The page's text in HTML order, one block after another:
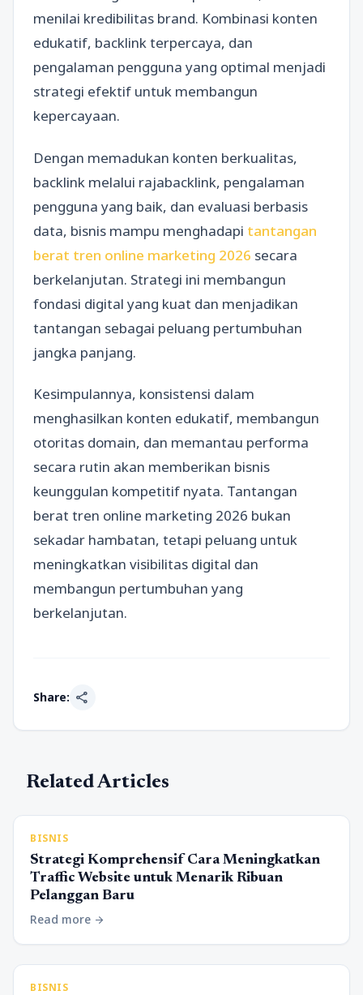
menilai kredibilitas brand. Kombinasi konten
edukatif, backlink terpercaya, dan
pengalaman pengguna yang optimal menjadi
strategi efektif untuk membangun
kepercayaan.
Dengan memadukan konten berkualitas,
backlink melalui rajabacklink, pengalaman
pengguna yang baik, dan evaluasi berbasis
data, bisnis mampu menghadapi tantangan
berat tren online marketing 2026 secara
berkelanjutan. Strategi ini membangun
fondasi digital yang kuat dan menjadikan
tantangan sebagai peluang pertumbuhan
jangka panjang.
Kesimpulannya, konsistensi dalam
menghasilkan konten edukatif, membangun
otoritas domain, dan memantau performa
secara rutin akan memberikan bisnis
keunggulan kompetitif nyata. Tantangan
berat tren online marketing 2026 bukan
sekadar hambatan, tetapi peluang untuk
meningkatkan visibilitas digital dan
membangun pertumbuhan yang
berkelanjutan.
Share: share
Related Articles
BISNIS
Strategi Komprehensif Cara Meningkatkan
Traffic Website untuk Menarik Ribuan
Pelanggan Baru
Read more arrow_forward
BISNIS